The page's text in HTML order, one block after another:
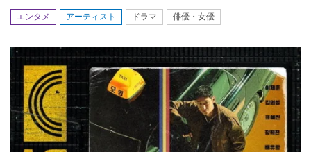
エンタメ アーティスト ドラマ 俳優・女優